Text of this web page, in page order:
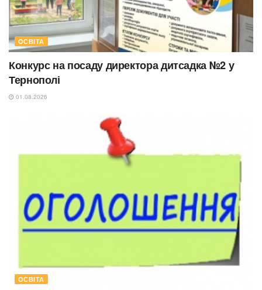
ОСВІТА
Конкурс на посаду директора дитсадка №2 у
Тернополі
01.08.2026
ОСВІТА